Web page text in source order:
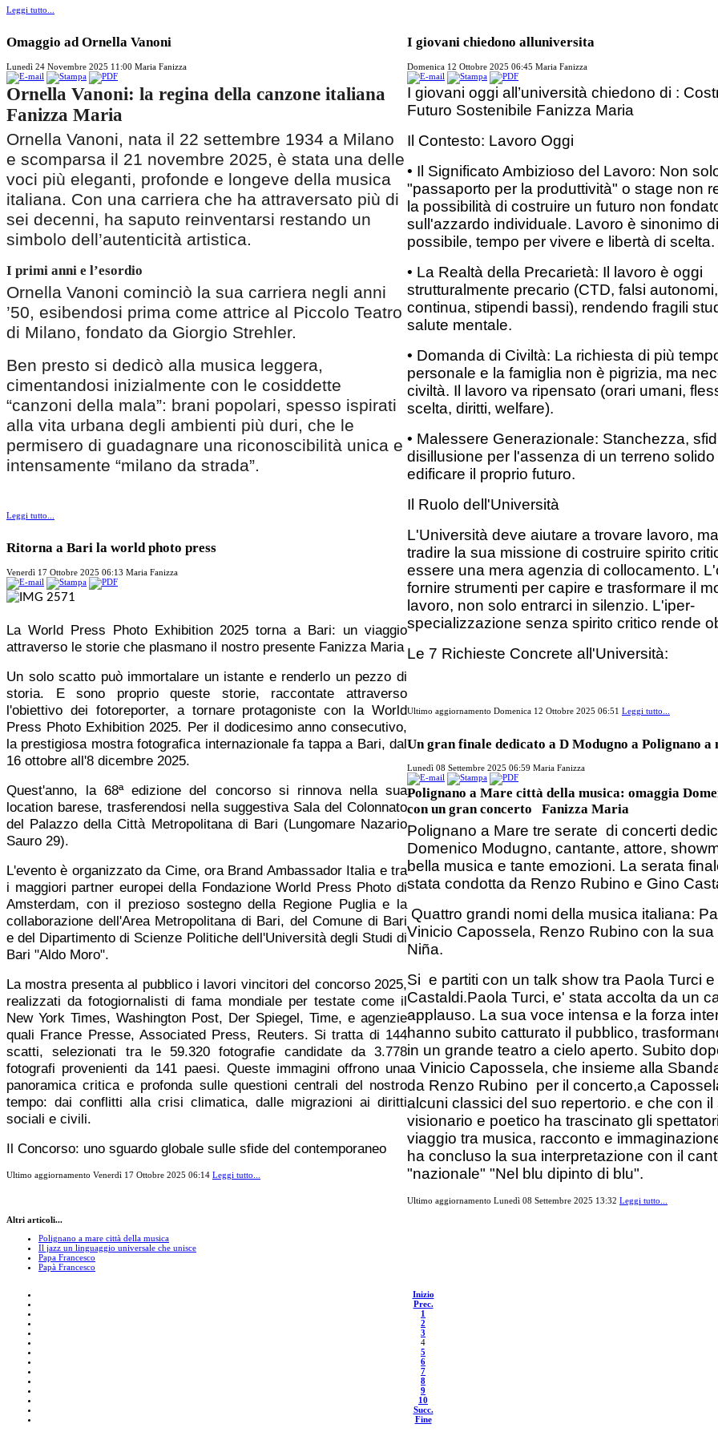
Leggi tutto...
Omaggio ad Ornella Vanoni
Lunedì 24 Novembre 2025 11:00 Maria Fanizza
Ornella Vanoni: la regina della canzone italiana
Fanizza Maria
Ornella Vanoni, nata il 22 settembre 1934 a Milano
e scomparsa il 21 novembre 2025, è stata una delle
voci più eleganti, profonde e longeve della musica
italiana. Con una carriera che ha attraversato più di
sei decenni, ha saputo reinventarsi restando un
simbolo dell’autenticità artistica.
I primi anni e l’esordio
Ornella Vanoni cominciò la sua carriera negli anni
’50, esibendosi prima come attrice al Piccolo Teatro
di Milano, fondato da Giorgio Strehler.
Ben presto si dedicò alla musica leggera,
cimentandosi inizialmente con le cosiddette
“canzoni della mala”: brani popolari, spesso ispirati
alla vita urbana degli ambienti più duri, che le
permisero di guadagnare una riconoscibilità unica e
intensamente “milano da strada”.
Leggi tutto...
Ritorna a Bari la world photo press
Venerdì 17 Ottobre 2025 06:13 Maria Fanizza
La World Press Photo Exhibition 2025 torna a Bari: un viaggio
attraverso le storie che plasmano il nostro presente Fanizza Maria
Un solo scatto può immortalare un istante e renderlo un pezzo di
storia. E sono proprio queste storie, raccontate attraverso
l'obiettivo dei fotoreporter, a tornare protagoniste con la World
Press Photo Exhibition 2025. Per il dodicesimo anno consecutivo,
la prestigiosa mostra fotografica internazionale fa tappa a Bari, dal
16 ottobre all'8 dicembre 2025.
Quest'anno, la 68ª edizione del concorso si rinnova nella sua
location barese, trasferendosi nella suggestiva Sala del Colonnato
del Palazzo della Città Metropolitana di Bari (Lungomare Nazario
Sauro 29).
L'evento è organizzato da Cime, ora Brand Ambassador Italia e tra
i maggiori partner europei della Fondazione World Press Photo di
Amsterdam, con il prezioso sostegno della Regione Puglia e la
collaborazione dell'Area Metropolitana di Bari, del Comune di Bari
e del Dipartimento di Scienze Politiche dell'Università degli Studi di
Bari "Aldo Moro".
La mostra presenta al pubblico i lavori vincitori del concorso 2025,
realizzati da fotogiornalisti di fama mondiale per testate come il
New York Times, Washington Post, Der Spiegel, Time, e agenzie
quali France Presse, Associated Press, Reuters. Si tratta di 144
scatti, selezionati tra le 59.320 fotografie candidate da 3.778
fotografi provenienti da 141 paesi. Queste immagini offrono una
panoramica critica e profonda sulle questioni centrali del nostro
tempo: dai conflitti alla crisi climatica, dalle migrazioni ai diritti
sociali e civili.
Il Concorso: uno sguardo globale sulle sfide del contemporaneo
Ultimo aggiornamento Venerdì 17 Ottobre 2025 06:14 Leggi tutto...
I giovani chiedono alluniversita
Domenica 12 Ottobre 2025 06:45 Maria Fanizza
I giovani oggi all’università chiedono di :
Futuro Sostenibile Fanizza Maria
Il Contesto: Lavoro Oggi
• Il Significato Ambizioso del Lavoro: Non
"passaporto per la produttività" o stage non
la possibilità di costruire un futuro non
sull'azzardo individuale. Lavoro è sinonimo
possibile, tempo per vivere e libertà di scelta.
• La Realtà della Precarietà: Il lavoro è oggi
strutturalmente precario (CTD, falsi
continua, stipendi bassi), rendendo fragili
salute mentale.
• Domanda di Civiltà: La richiesta di più
personale e la famiglia non è pigrizia, ma
civiltà. Il lavoro va ripensato (orari umani,
scelta, diritti, welfare).
• Malessere Generazionale: Stanchezza,
disillusione per l'assenza di un terreno
edificare il proprio futuro.
Il Ruolo dell'Università
L'Università deve aiutare a trovare lavoro,
tradire la sua missione di costruire spirito
essere una mera agenzia di collocamento.
fornire strumenti per capire e trasformare il
lavoro, non solo entrarci in silenzio. L'iper-
specializzazione senza spirito critico rende
Le 7 Richieste Concrete all'Università:
Ultimo aggiornamento Domenica 12 Ottobre 2025 06:51 Leggi tutto...
Un gran finale dedicato a D Modugno a Polignano a
Lunedì 08 Settembre 2025 06:59 Maria Fanizza
Polignano a Mare città della musica: omaggia
con un gran concerto Fanizza Maria
Polignano a Mare tre serate di concerti
Domenico Modugno, cantante, attore,
bella musica e tante emozioni. La serata
stata condotta da Renzo Rubino e Gino
Quattro grandi nomi della musica italiana:
Vinicio Capossela, Renzo Rubino con la
Niña.
Si e partiti con un talk show tra Paola Turci
Castaldi.Paola Turci, e' stata accolta da un
applauso. La sua voce intensa e la forza
hanno subito catturato il pubblico,
in un grande teatro a cielo aperto. Subito
a Vinicio Capossela, che insieme alla
da Renzo Rubino per il concerto,a
alcuni classici del suo repertorio. e che con il
visionario e poetico ha trascinato gli
viaggio tra musica, racconto e
ha concluso la sua interpretazione con il
"nazionale" "Nel blu dipinto di blu".
Ultimo aggiornamento Lunedì 08 Settembre 2025 13:32 Leggi tutto...
Altri articoli...
Polignano a mare città della musica
Il jazz un linguaggio universale che unisce
Papa Francesco
Papà Francesco
Inizio
Prec.
1
2
3
4
5
6
7
8
9
10
Succ.
Fine